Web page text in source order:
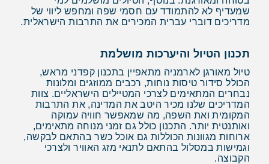
שמעדיף לא להתמודד עם חסמי שפה ומחפש ליווי של
מדריכים דוברי עברית המכירים את התרבות הישראלית.
תכנון הטיול והיערכות מושלמת
טיול מאורגן לארמניה מתאפיין בתכנון קפדני מראש,
הכולל סידור טיסות נוחות, רכבים ממוזגים ומלונות
נבחרים המתאימים לצרכי המטיילים הישראליים. צוות
המדריכים שלנו מכיר היטב את המדינה, את התרבות
המקומית ואת השפה, מה שמאפשר חוויה עמוקה
ואותנטית יותר. התכנון כולל גם זמני מנוחה מתאימים,
ארוחות מגוונות הכוללות גם אוכל כשר בהתאם לבקשה,
וגמישות במסלול בהתאם לתנאי מזג האוויר ולצרכי
הקבוצה.